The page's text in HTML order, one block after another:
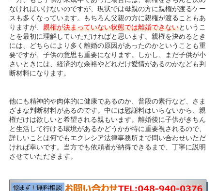
なければいけないのですが、現状では母親の方に親権が渡るケー
スも多くなっています。もちろん父親の方に親権が渡ることもあ
りますが、親権が決まっていない状態では離婚できないというこ
とを最初に理解していただければと思います。親権を決めるとき
には、どちらにより多く離婚の原因があったのかということも重
要ですが、子供の意思も重要になります。しかし、まだ子供が小
さいときには、経済的な余裕やどれだけ愛情があるのかなども判
断材料になります。
他にも精神的や肉体的に健康であるのか、普段の素行など、さま
ざまな判断材料があるのです。中には慰謝料はいらないから、親
権だけは欲しいと希望される親もいます。離婚後に子供がきちん
と生活して行ける環境があるかどうかが特に重要視されるので、
詳しいことは何でもエクレシア法律事務所まで問い合わせいただ
ければ幸いです。当方でも依頼者が納得できるまで、丁寧に説明
させていただきます。